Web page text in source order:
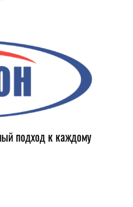
подход к каждому